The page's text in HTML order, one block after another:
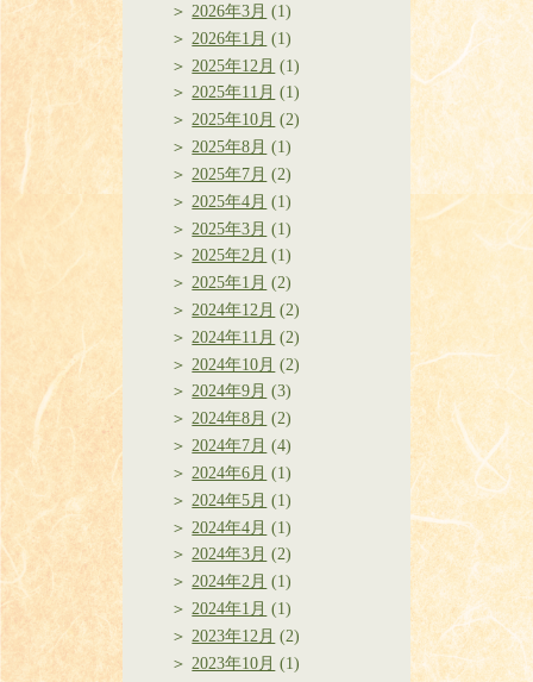
2026年3月 (1)
2026年1月 (1)
2025年12月 (1)
2025年11月 (1)
2025年10月 (2)
2025年8月 (1)
2025年7月 (2)
2025年4月 (1)
2025年3月 (1)
2025年2月 (1)
2025年1月 (2)
2024年12月 (2)
2024年11月 (2)
2024年10月 (2)
2024年9月 (3)
2024年8月 (2)
2024年7月 (4)
2024年6月 (1)
2024年5月 (1)
2024年4月 (1)
2024年3月 (2)
2024年2月 (1)
2024年1月 (1)
2023年12月 (2)
2023年10月 (1)